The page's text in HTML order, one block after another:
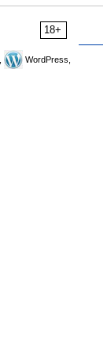
18+
WordPress,